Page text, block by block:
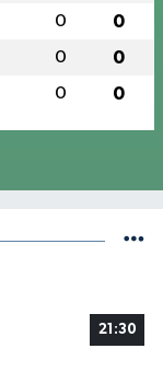
0 0
0 0
0 0
21:30